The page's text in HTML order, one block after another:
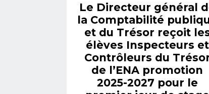
Le Directeur général
la Comptabilité
et du Trésor reçoit
élèves Inspecteurs et
Contrôleurs du
de l’ENA promotion
2025-2027 pour le